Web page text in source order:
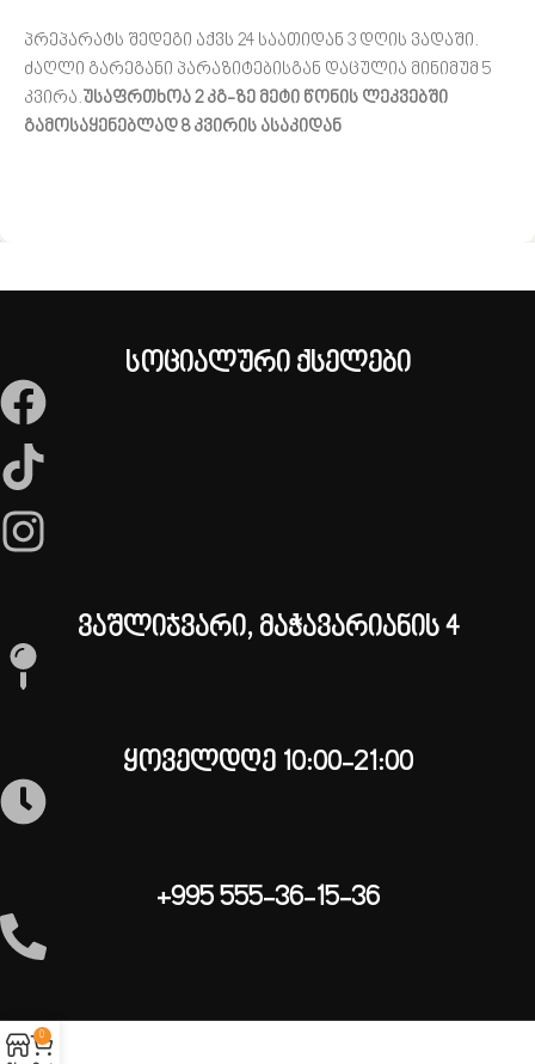
პრეპარატს შედეგი აქვს 24 საათიდან 3 დღის ვადაში.
ძაღლი გარეგანი პარაზიტებისგან დაცულია მინიმუმ 5
კვირა.უსაფრთხოა 2 კგ-ზე მეტი წონის ლეკვებში
გამოსაყენებლად 8 კვირის ასაკიდან
სოციალური ქსელები
ვაშლიჯვარი, მაჭავარიანის 4
ყოველდღე 10:00-21:00
+995 555-36-15-36
0